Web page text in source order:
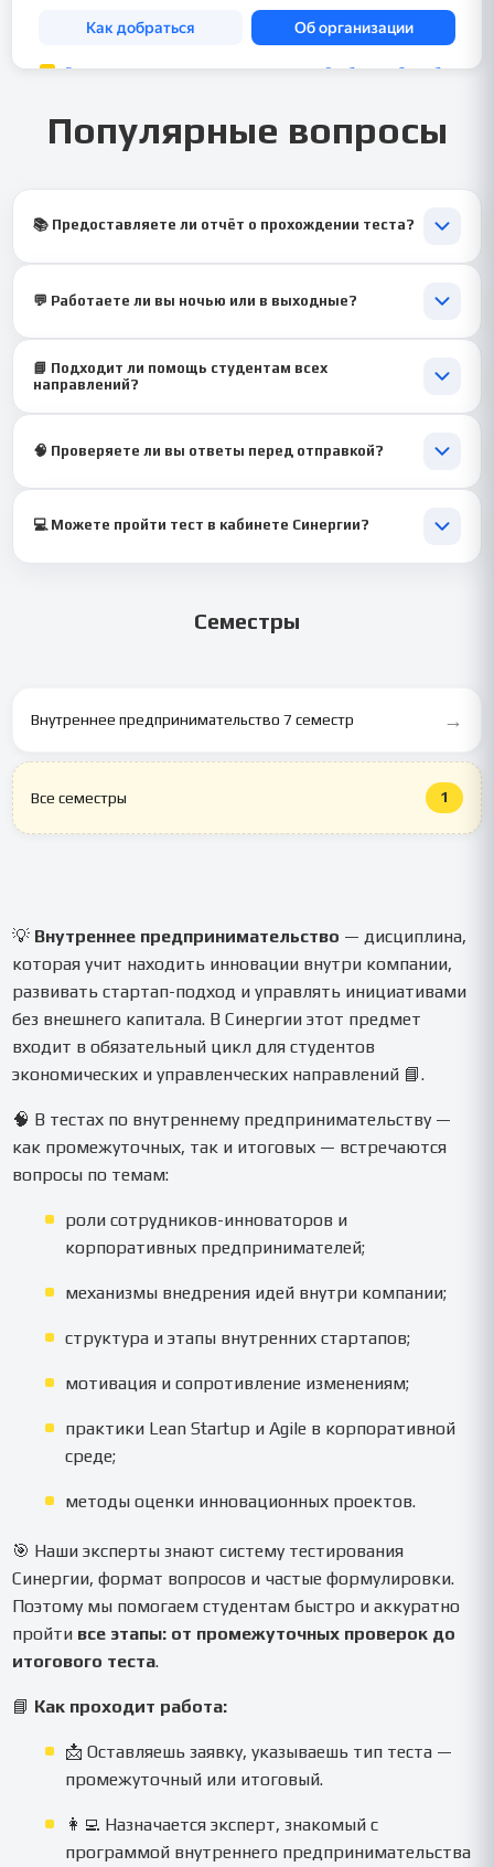
Популярные вопросы
📚 Предоставляете ли отчёт о прохождении теста?
💬 Работаете ли вы ночью или в выходные?
📘 Подходит ли помощь студентам всех
направлений?
предпринимательстве.
🧠 Проверяете ли вы ответы перед отправкой?
специалистом.
💻 Можете пройти тест в кабинете Синергии?
Семестры
Внутреннее предпринимательство 7 семестр →
Все семестры 1
💡 Внутреннее предпринимательство — дисциплина,
которая учит находить инновации внутри компании,
развивать стартап-подход и управлять инициативами
без внешнего капитала. В Синергии этот предмет
входит в обязательный цикл для студентов
экономических и управленческих направлений 📘.
🧠 В тестах по внутреннему предпринимательству —
как промежуточных, так и итоговых — встречаются
вопросы по темам:
роли сотрудников-инноваторов и
корпоративных предпринимателей;
механизмы внедрения идей внутри компании;
структура и этапы внутренних стартапов;
мотивация и сопротивление изменениям;
практики Lean Startup и Agile в корпоративной
среде;
методы оценки инновационных проектов.
🎯 Наши эксперты знают систему тестирования
Синергии, формат вопросов и частые формулировки.
Поэтому мы помогаем студентам быстро и аккуратно
пройти все этапы: от промежуточных проверок до
итогового теста.
📘 Как проходит работа:
📩 Оставляешь заявку, указываешь тип теста —
промежуточный или итоговый.
👩‍💻 Назначается эксперт, знакомый с
программой внутреннего предпринимательства